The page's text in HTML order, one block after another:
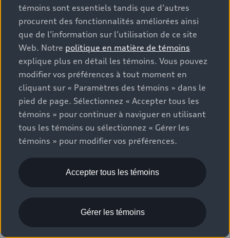
Configurer votre Audi
Q74 Offres disponibles
Offre de location Offre du concessionnaire
témoins sont essentiels tandis que d’autres
procurent des fonctionnalités améliorées ainsi
que de l’information sur l’utilisation de ce site
Web. Notre politique en matière de témoins
explique plus en détail les témoins. Vous pouvez
modifier vos préférences à tout moment en
cliquant sur « Paramètres des témoins » dans le
pied de page. Sélectionnez « Accepter tous les
témoins » pour continuer à naviguer en utilisant
tous les témoins ou sélectionnez « Gérer les
témoins » pour modifier vos préférences.
Accepter tous les témoins
Gérer les témoins